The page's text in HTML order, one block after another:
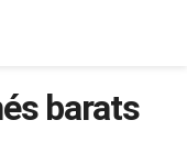
barats